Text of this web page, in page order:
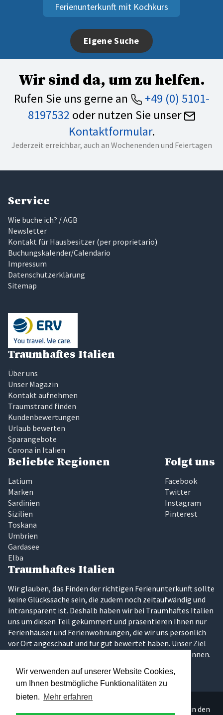
Wir verwenden auf unserer Website Cookies,
um Ihnen bestmögliche Funktionalitäten zu
bieten. Mehr erfahren
Ferienunterkunft mit Kochkurs
Eigene Suche
Wir sind da, um zu helfen.
Rufen Sie uns gerne an
+49 (0) 5101-
8197532 oder nutzen Sie unser
Kontaktformular.
Jederzeit erreichbar, auch an Wochenenden und Feiertagen
Service
Wie buche ich? / AGB
Newsletter
Kontakt für Hausbesitzer (per proprietario)
Buchungskalender/Calendario
Impressum
Datenschutzerklärung
Sitemap
Traumhaftes Italien
Über uns
Unser Magazin
Kontakt aufnehmen
Traumstrand finden
Kundenbewertungen
Urlaub bewerten
Sparangebote
Corona in Italien
Beliebte Regionen
Latium
Marken
Sardinien
Sizilien
Toskana
Umbrien
Gardasee
Elba
Folgt uns
Facebook
Twitter
Instagram
Pinterest
Traumhaftes Italien
Wir glauben, das Finden der richtigen Ferienunterkunft sollte
keine Glückssache sein, die zudem noch zeitaufwändig und
intransparent ist. Deshalb haben wir bei Traumhaftes Italien
uns um diesen Teil gekümmert und präsentieren Ihnen nur
Ferienhäuser und Ferienwohnungen, die wir uns persönlich
vor Ort angeschaut und für gut bewertet haben. Unser Ziel
ist es, dass Sie Ihren Traumurlaub in Italien erleben können.
Über 300 persönlich ausgesuchte Ferienunterkünfte in den